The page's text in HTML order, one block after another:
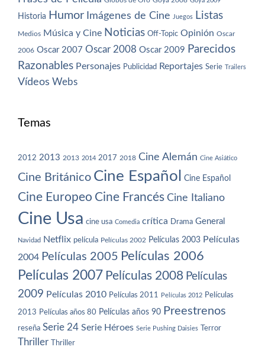
Historia Humor Imágenes de Cine Juegos Listas
Medios Música y Cine Noticias Off-Topic Opinión Oscar
2006 Oscar 2007 Oscar 2008 Oscar 2009 Parecidos
Razonables Personajes Publicidad Reportajes Serie Trailers
Vídeos Webs
Temas
2012 2013 2013 2014 2017 2018 Cine Alemán Cine Asiático
Cine Británico Cine Español Cine Español
Cine Europeo Cine Francés Cine Italiano
Cine Usa cine usa Comedia crítica Drama General
Navidad Netflix película Películas 2002 Películas 2003 Películas
2004 Películas 2005 Películas 2006
Películas 2007 Películas 2008 Películas
2009 Películas 2010 Películas 2011 Películas 2012 Películas
2013 Películas años 80 Películas años 90 Preestrenos
reseña Serie 24 Serie Héroes Serie Pushing Daisies Terror
Thriller Thriller